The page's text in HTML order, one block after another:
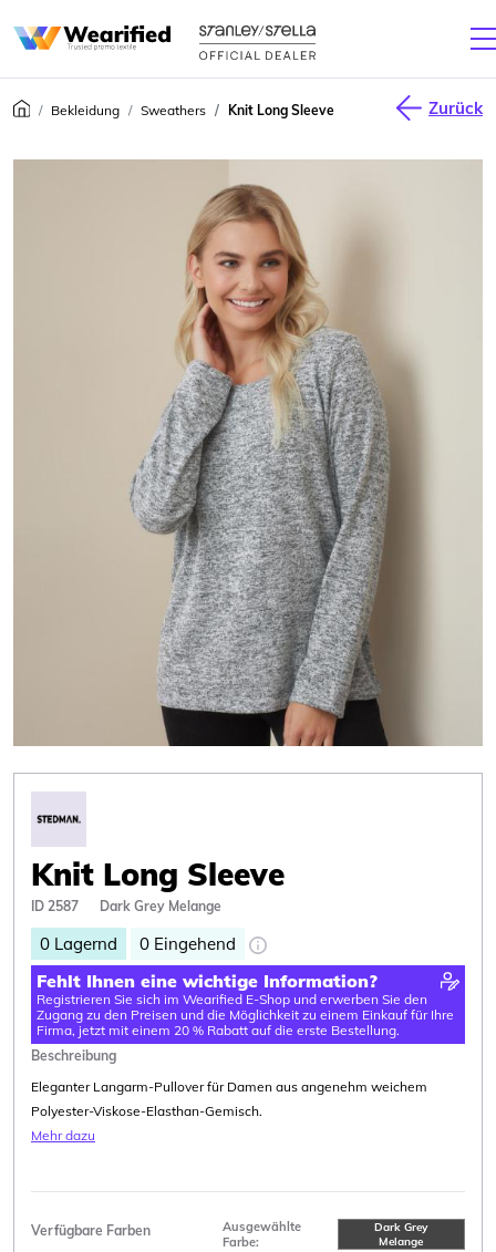
Bekleidung Sweathers Knit Long Sleeve Zurück
Knit Long Sleeve
ID 2587 Dark Grey Melange
0 Lagernd 0 Eingehend
Fehlt Ihnen eine wichtige Information?
Registrieren Sie sich im Wearified E-Shop und erwerben Sie den
Zugang zu den Preisen und die Möglichkeit zu einem Einkauf für Ihre
Firma, jetzt mit einem 20 % Rabatt auf die erste Bestellung.
Beschreibung
Eleganter Langarm-Pullover für Damen aus angenehm weichem
Polyester-Viskose-Elasthan-Gemisch.
Mehr dazu
Verfügbare Farben
Ausgewählte
Farbe:
Dark Grey
Melange